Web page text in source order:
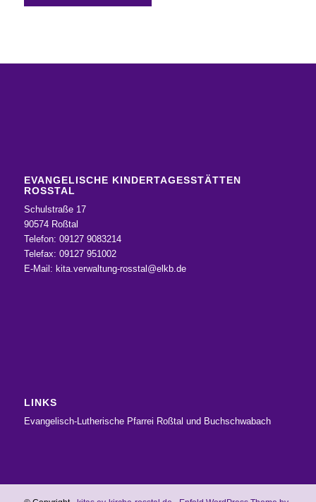
EVANGELISCHE KINDERTAGESSTÄTTEN
ROSSTAL
Schulstraße 17
90574 Roßtal
Telefon: 09127 9083214
Telefax: 09127 951002
E-Mail: kita.verwaltung-rosstal@elkb.de
LINKS
Evangelisch-Lutherische Pfarrei Roßtal und Buchschwabach